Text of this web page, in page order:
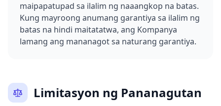
maipapatupad sa ilalim ng naaangkop na batas.
Kung mayroong anumang garantiya sa ilalim ng
batas na hindi maitatatwa, ang Kompanya
lamang ang mananagot sa naturang garantiya.
Limitasyon ng Pananagutan